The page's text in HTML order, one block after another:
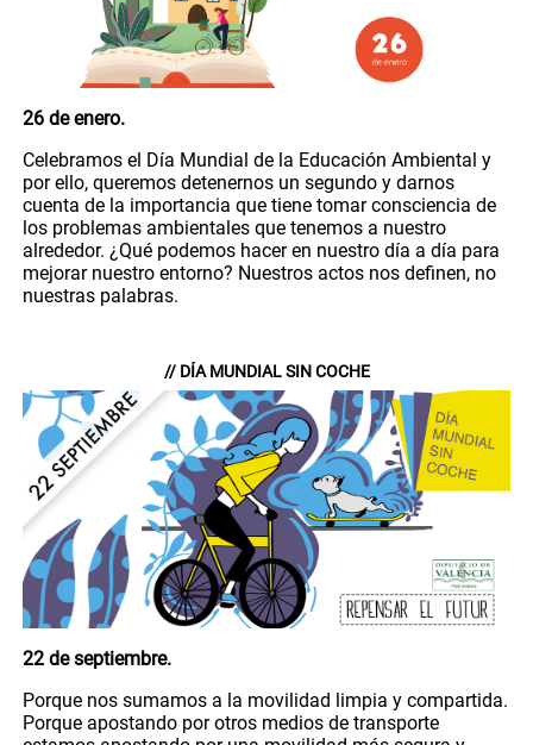
26 de enero.
Celebramos el Día Mundial de la Educación Ambiental y
por ello, queremos detenernos un segundo y darnos
cuenta de la importancia que tiene tomar consciencia de
los problemas ambientales que tenemos a nuestro
alrededor. ¿Qué podemos hacer en nuestro día a día para
mejorar nuestro entorno? Nuestros actos nos definen, no
nuestras palabras.
// DÍA MUNDIAL SIN COCHE
22 de septiembre.
Porque nos sumamos a la movilidad limpia y compartida.
Porque apostando por otros medios de transporte